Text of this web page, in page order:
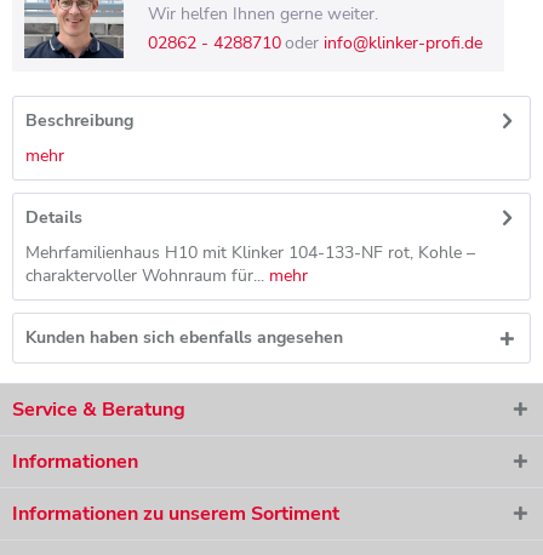
Wir helfen Ihnen gerne weiter.
02862 - 4288710oder info@klinker-profi.de
Beschreibung
mehr
Details
Mehrfamilienhaus H10 mit Klinker 104-133-NF rot, Kohle –
charaktervoller Wohnraum für... mehr
Kunden haben sich ebenfalls angesehen
Service & Beratung
Informationen
Informationen zu unserem Sortiment